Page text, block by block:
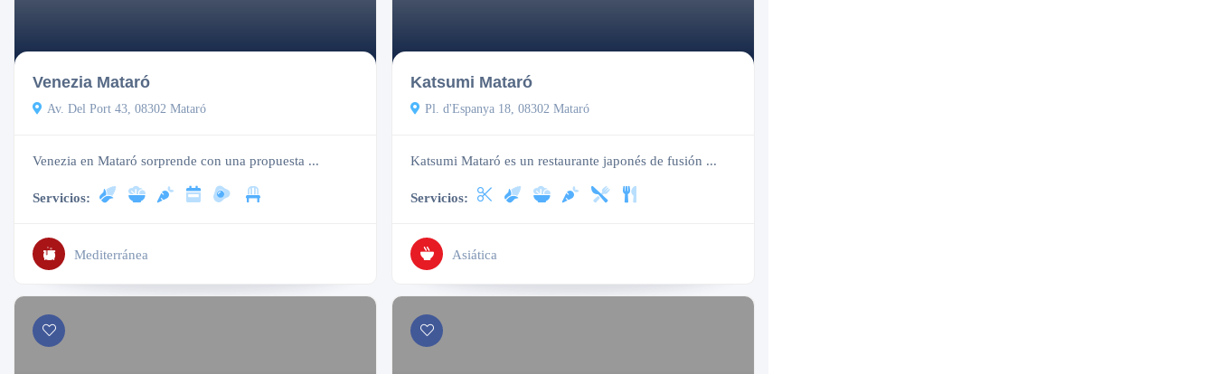
Venezia Mataró
Av. Del Port 43, 08302 Mataró
Venezia en Mataró sorprende con una propuesta ...
Servicios:
Mediterránea
Katsumi Mataró
Pl. d'Espanya 18, 08302 Mataró
Katsumi Mataró es un restaurante japonés de fusión ...
Servicios:
Asiática